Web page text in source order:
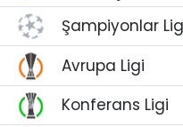
Şampiyonlar
Avrupa Ligi
Konferans Ligi